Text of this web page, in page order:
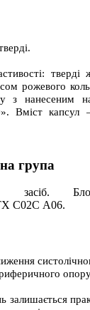
тверді
рожевого
з нанесеним
Вміст капсул
група
засіб.
С02С А06.
залишається